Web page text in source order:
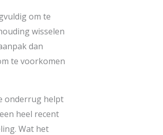
om te
wisselen
dan
te voorkomen
onderrug helpt
heel recent
Wat het